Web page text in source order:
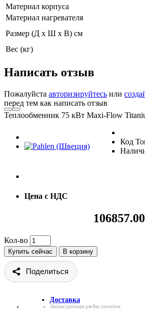
Материал корпуса
Материал нагревателя
Размер (Д х Ш х В) см
Вес (кг)
Написать отзыв
Пожалуйста авторизируйтесь или
перед тем как написать отзыв
Теплообменник 75 кВт Maxi-Flow
Код
Цена с НДС
Кол-во
Купить сейчас В корзину
Поделиться
Доставка
Любым удобным для Вас способом